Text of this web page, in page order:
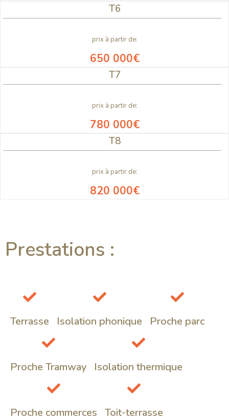
T6
prix à partir de:
650 000€
T7
prix à partir de:
780 000€
T8
prix à partir de:
820 000€
Prestations :
Terrasse Isolation phonique Proche parc
Proche Tramway Isolation thermique
Proche commerces Toit-terrasse